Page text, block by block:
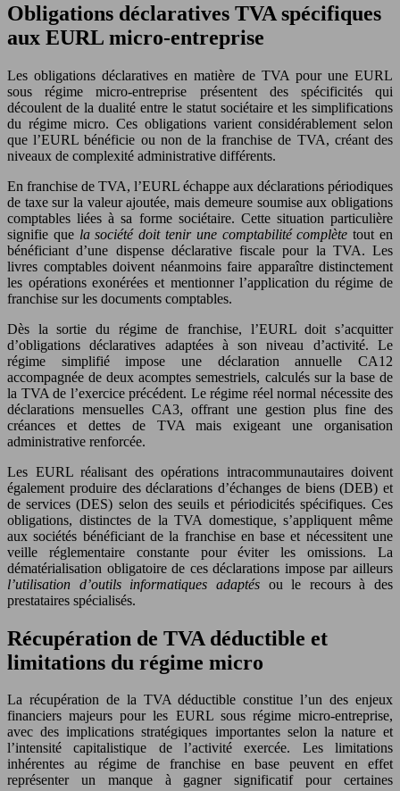
Obligations déclaratives TVA spécifiques
aux EURL micro-entreprise
Les obligations déclaratives en matière de TVA pour une EURL
sous régime micro-entreprise présentent des spécificités qui
découlent de la dualité entre le statut sociétaire et les simplifications
du régime micro. Ces obligations varient considérablement selon
que l’EURL bénéficie ou non de la franchise de TVA, créant des
niveaux de complexité administrative différents.
En franchise de TVA, l’EURL échappe aux déclarations périodiques
de taxe sur la valeur ajoutée, mais demeure soumise aux obligations
comptables liées à sa forme sociétaire. Cette situation particulière
signifie que la société doit tenir une comptabilité complètetout en
bénéficiant d’une dispense déclarative fiscale pour la TVA. Les
livres comptables doivent néanmoins faire apparaître distinctement
les opérations exonérées et mentionner l’application du régime de
franchise sur les documents comptables.
Dès la sortie du régime de franchise, l’EURL doit s’acquitter
d’obligations déclaratives adaptées à son niveau d’activité. Le
régime simplifié impose une déclaration annuelle CA12
accompagnée de deux acomptes semestriels, calculés sur la base de
la TVA de l’exercice précédent. Le régime réel normal nécessite des
déclarations mensuelles CA3, offrant une gestion plus fine des
créances et dettes de TVA mais exigeant une organisation
administrative renforcée.
Les EURL réalisant des opérations intracommunautaires doivent
également produire des déclarations d’échanges de biens (DEB) et
de services (DES) selon des seuils et périodicités spécifiques. Ces
obligations, distinctes de la TVA domestique, s’appliquent même
aux sociétés bénéficiant de la franchise en base et nécessitent une
veille réglementaire constante pour éviter les omissions. La
dématérialisation obligatoire de ces déclarations impose par ailleurs
l’utilisation d’outils informatiques adaptés ou le recours à des
prestataires spécialisés.
Récupération de TVA déductible et
limitations du régime micro
La récupération de la TVA déductible constitue l’un des enjeux
financiers majeurs pour les EURL sous régime micro-entreprise,
avec des implications stratégiques importantes selon la nature et
l’intensité capitalistique de l’activité exercée. Les limitations
inhérentes au régime de franchise en base peuvent en effet
représenter un manque à gagner significatif pour certaines